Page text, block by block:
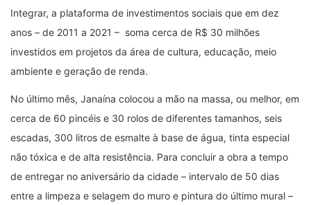
Integrar, a plataforma de investimentos sociais que em dez
anos – de 2011 a 2021 – soma cerca de R$ 30 milhões
investidos em projetos da área de cultura, educação, meio
ambiente e geração de renda.
No último mês, Janaína colocou a mão na massa, ou melhor, em
cerca de 60 pincéis e 30 rolos de diferentes tamanhos, seis
escadas, 300 litros de esmalte à base de água, tinta especial
não tóxica e de alta resistência. Para concluir a obra a tempo
de entregar no aniversário da cidade – intervalo de 50 dias
entre a limpeza e selagem do muro e pintura do último mural –